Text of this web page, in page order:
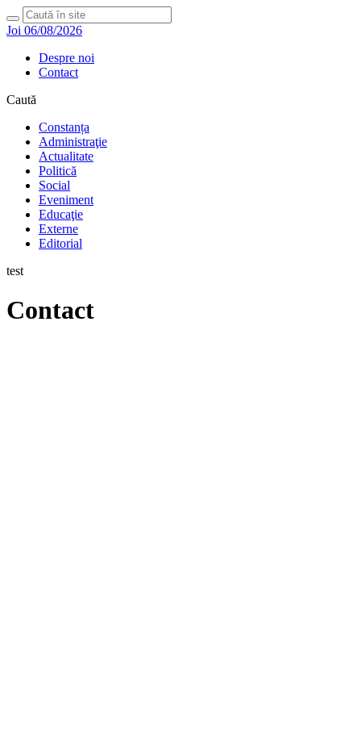
Joi 06/08/2026
Despre noi
Contact
Caută
Constanța
Administraţie
Actualitate
Politică
Social
Eveniment
Educaţie
Externe
Editorial
test
Contact